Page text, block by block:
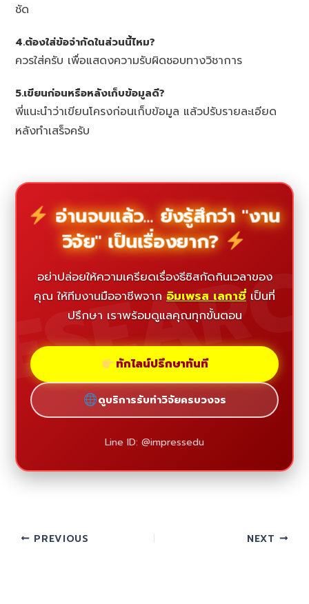
ชัด
4.ต้องใส่ข้อจำกัดในส่วนนี้ไหม?
ควรใส่ครับ เพื่อแสดงความรับผิดชอบทางวิชาการ
5.เขียนก่อนหรือหลังเก็บข้อมูลดี?
พี่แนะนำว่าเขียนโครงก่อนเก็บข้อมูล แล้วปรับรายละเอียด
หลังทำเสร็จครับ
อ่านจบแล้ว... ยังรู้สึกว่า "งาน
วิจัย" เป็นเรื่องยาก?
อย่าปล่อยให้ความเครียดเรื่องธีซิสกัดกินเวลาของ
คุณ ให้ทีมงานมืออาชีพจาก อิมเพรส เลกาซี่ เป็นที่
ปรึกษา เราพร้อมดูแลคุณทุกขั้นตอน
ทักไลน์ปรึกษาทันที
ดูบริการรับทำวิจัยครบวงจร
Line ID: @impressedu
PREVIOUS NEXT